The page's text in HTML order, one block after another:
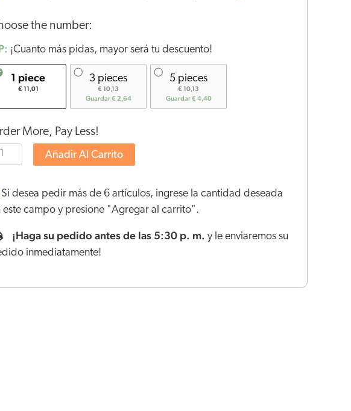
the number:
¡Cuanto más pidas, mayor será tu descuento!
1 piece
€ 11,01
3 pieces
€ 10,13
Guardar € 2,64
5 pieces
€ 10,13
Guardar € 4,40
More, Pay Less!
Añadir Al Carrito
Si desea pedir más de 6 artículos, ingrese la cantidad deseada
este campo y presione "Agregar al carrito".
¡Haga su pedido antes de las 5:30 p. m. y le enviaremos su
inmediatamente!